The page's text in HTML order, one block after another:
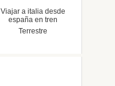
Viajar a italia desde
españa en tren
Terrestre